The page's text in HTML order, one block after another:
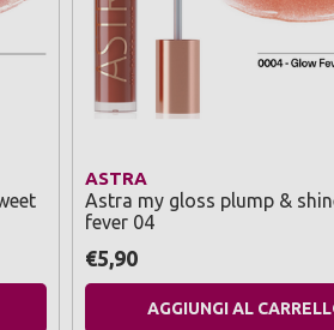
ASTRA
Astra my gloss plump &
fever 04
€5,90
AGGIUNGI AL